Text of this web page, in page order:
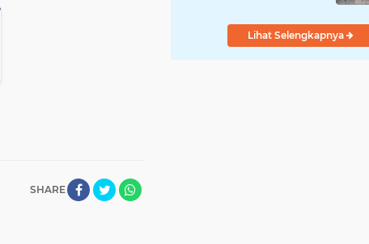
SHARE
Lihat Selengkapnya